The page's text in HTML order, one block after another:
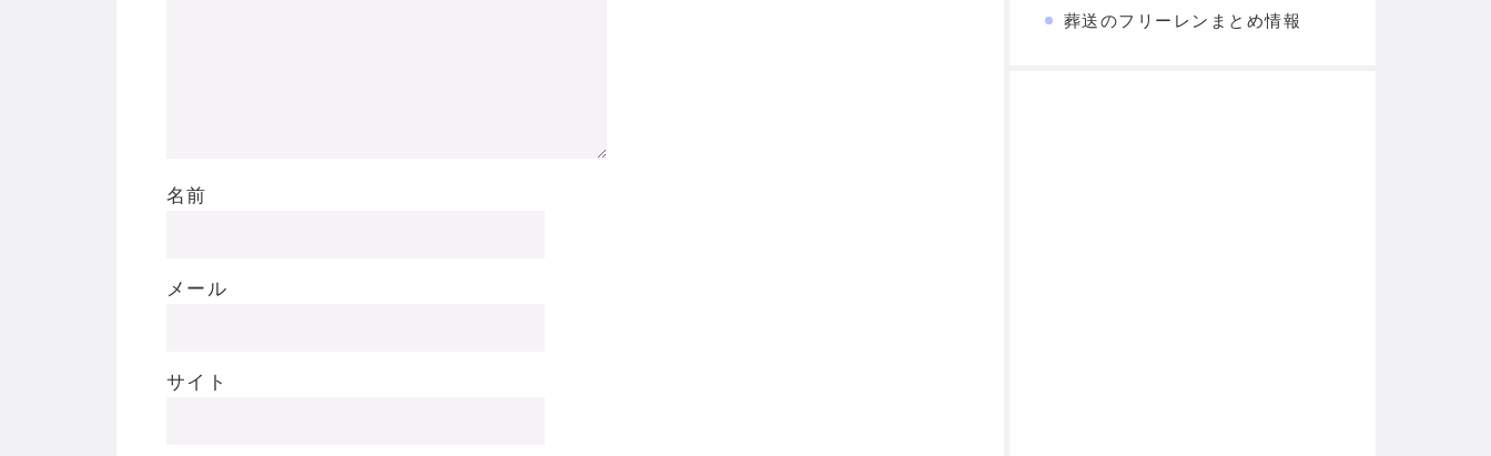
名前
メール
サイト
葬送のフリーレンまとめ情報